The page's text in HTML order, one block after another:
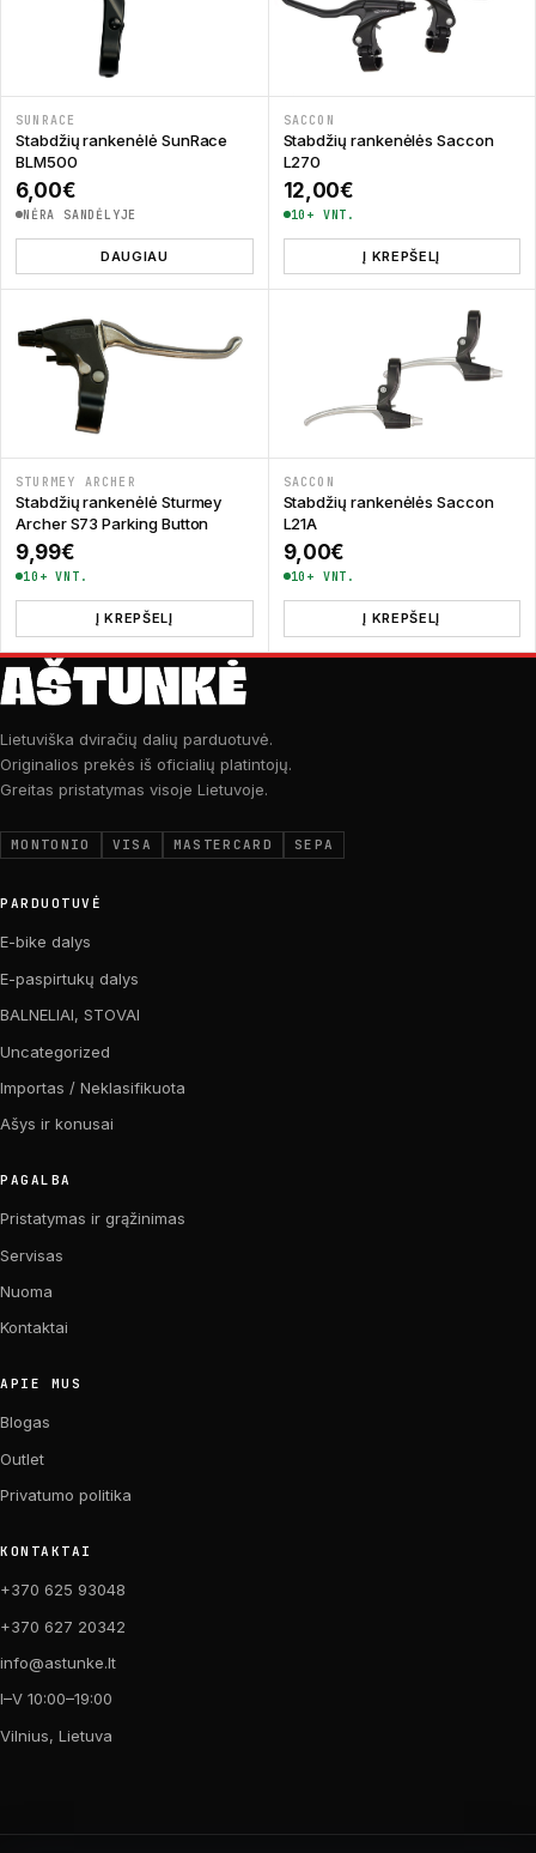
SUNRACE
Stabdžių rankenėlė SunRace
BLM500
6,00€
NĖRA SANDĖLYJE
DAUGIAU
SACCON
Stabdžių rankenėlės Saccon
L270
12,00€
10+ VNT.
Į KREPŠELĮ
STURMEY ARCHER
Stabdžių rankenėlė Sturmey
Archer S73 Parking Button
9,99€
10+ VNT.
Į KREPŠELĮ
SACCON
Stabdžių rankenėlės Saccon
L21A
9,00€
10+ VNT.
Į KREPŠELĮ
Lietuviška dviračių dalių parduotuvė.
Originalios prekės iš oficialių platintojų.
Greitas pristatymas visoje Lietuvoje.
MONTONIO VISA MASTERCARD SEPA
PARDUOTUVĖ
E-bike dalys
E-paspirtukų dalys
BALNELIAI, STOVAI
Uncategorized
Importas / Neklasifikuota
Ašys ir konusai
PAGALBA
Pristatymas ir grąžinimas
Servisas
Nuoma
Kontaktai
APIE MUS
Blogas
Outlet
Privatumo politika
KONTAKTAI
+370 625 93048
+370 627 20342
info@astunke.lt
I–V 10:00–19:00
Vilnius, Lietuva